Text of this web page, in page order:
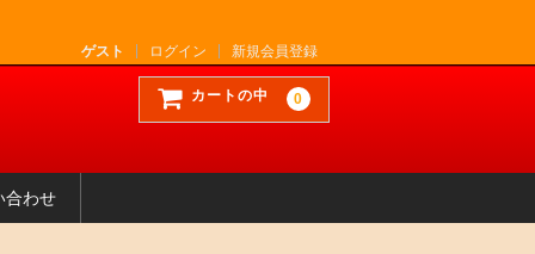
ゲスト ログイン 新規会員登録
カートの中 0
合わせ